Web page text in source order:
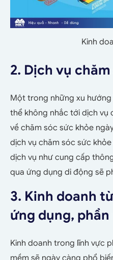
Kinh
2. Dịch vụ
Một trong những xu
thể không nhắc tới dịch vụ
về chăm sóc sức khỏe
dịch vụ chăm sóc sức
dịch vụ như cung cấp
qua ứng dụng di động sẽ
3. Kinh doanh
ứng dụng, phần
Kinh doanh trong lĩnh vực
mềm sẽ ngày càng phổ